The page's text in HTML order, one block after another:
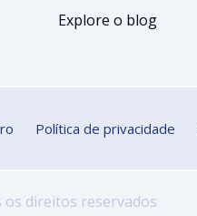
Explore o blog
Política de privacidade
direitos reservados